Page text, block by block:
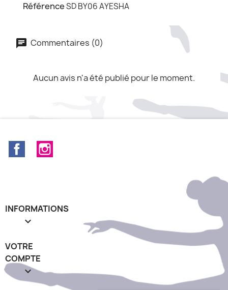
RéférenceSD BY06 AYESHA
Commentaires (0)
Aucun avis n'a été publié pour le moment.
Facebook
INFORMATIONS

VOTRE
COMPTE
